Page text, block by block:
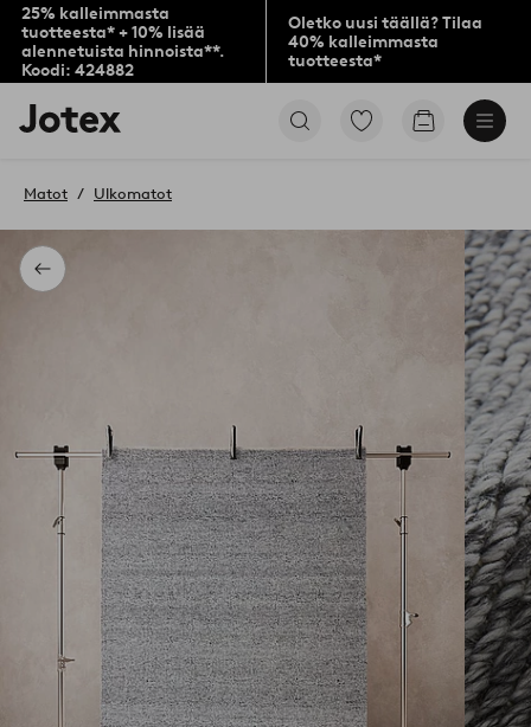
25% kalleimmasta
tuotteesta* + 10% lisää
alennetuista hinnoista**.
Koodi: 424882
Oletko uusi täällä? Tilaa
40% kalleimmasta
tuotteesta*
Jotex-
logo
aloitussivulle
Siirry
Siirry
Takaisin
Matot Ulkomatot